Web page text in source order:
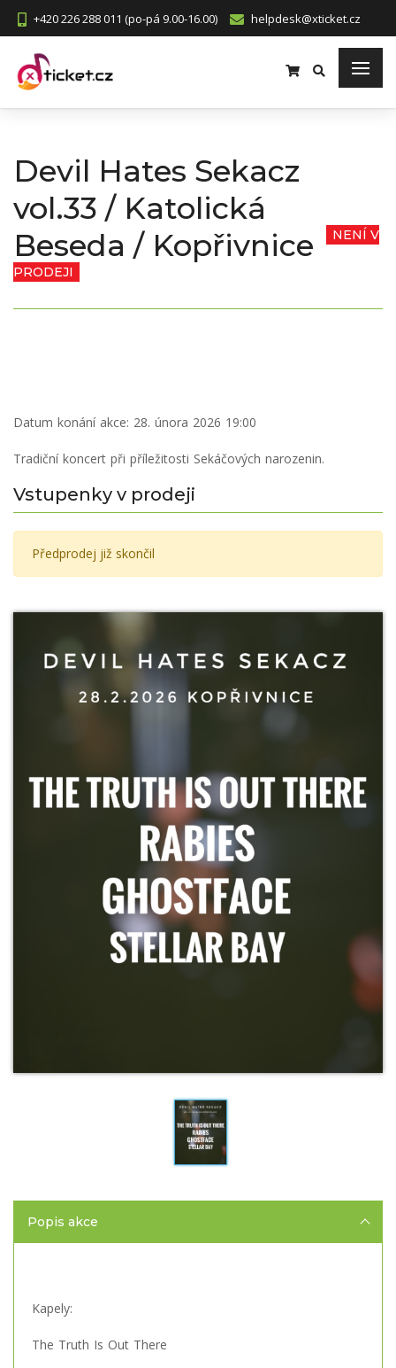
+420 226 288 011 (po-pá 9.00-16.00) helpdesk@xticket.cz
Devil Hates Sekacz
vol.33 / Katolická
Beseda / Kopřivnice
NENÍ V
PRODEJI
Datum konání akce: 28. února 2026 19:00
Tradiční koncert při příležitosti Sekáčových narozenin.
Vstupenky v prodeji
Předprodej již skončil
Popis akce
Kapely:
The Truth Is Out There